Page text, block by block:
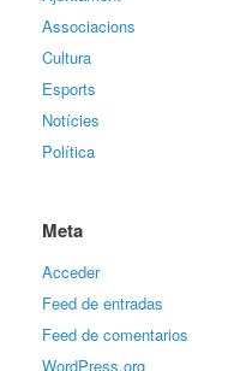
Associacions
Cultura
Esports
Notícies
Política
Meta
Acceder
Feed de entradas
Feed de comentarios
WordPress.org